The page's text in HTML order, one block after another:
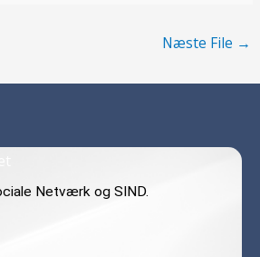
Næste File →
Netværk og SIND.